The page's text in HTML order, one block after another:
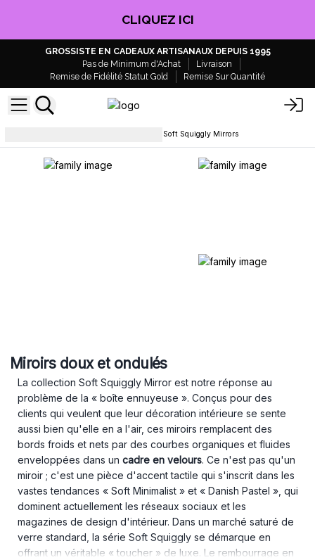
CLIQUEZ ICI
GROSSISTE EN CADEAUX ARTISANAUX DEPUIS 1995
Pas de Minimum d'Achat
Livraison
Remise de Fidélité Statut Gold
Remise Sur Quantité
Soft Squiggly Mirrors
Miroirs doux et ondulés
La collection Soft Squiggly Mirror est notre réponse au
problème de la « boîte ennuyeuse ». Conçus pour des
clients qui veulent que leur décoration intérieure se sente
aussi bien qu'elle en a l'air, ces miroirs remplacent des
bords froids et nets par des courbes organiques et fluides
enveloppées dans un cadre en velours. Ce n'est pas qu'un
miroir ; c'est une pièce d'accent tactile qui s'inscrit dans les
vastes tendances « Soft Minimalist » et « Danish Pastel », qui
dominent actuellement les réseaux sociaux et les
magazines de design d'intérieur. Dans un marché saturé de
verre standard, la série Soft Squiggly se démarque en
offrant un véritable « toucher » de luxe. Le rembourrage en